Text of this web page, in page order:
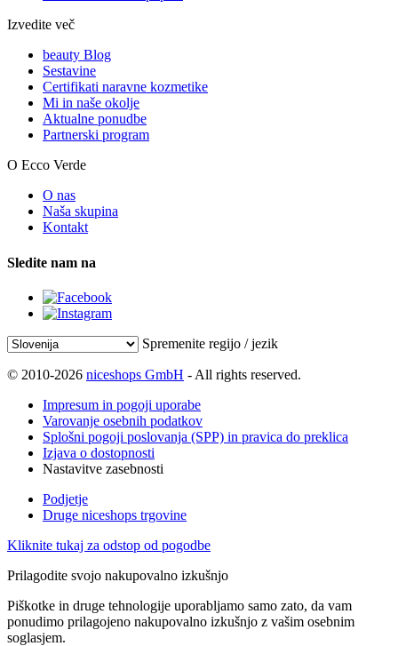
Izvedite več
beauty Blog
Sestavine
Certifikati naravne kozmetike
Mi in naše okolje
Aktualne ponudbe
Partnerski program
O Ecco Verde
O nas
Naša skupina
Kontakt
Sledite nam na
Spremenite regijo / jezik
© 2010-2026 niceshops GmbH - All rights reserved.
Impresum in pogoji uporabe
Varovanje osebnih podatkov
Splošni pogoji poslovanja (SPP) in pravica do preklica
Izjava o dostopnosti
Nastavitve zasebnosti
Podjetje
Druge niceshops trgovine
Kliknite tukaj za odstop od pogodbe
Prilagodite svojo nakupovalno izkušnjo
Piškotke in druge tehnologije uporabljamo samo zato, da vam
ponudimo prilagojeno nakupovalno izkušnjo z vašim osebnim
soglasjem.